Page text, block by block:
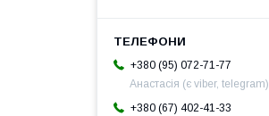
+380 (95) 072-71-77
Анастасія (є viber, telegram)
+380 (67) 402-41-33